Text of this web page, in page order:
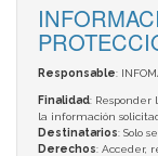
Responsable:
Finalidad: Responder
la información
Destinatarios: Solo
Derechos: Acceder,